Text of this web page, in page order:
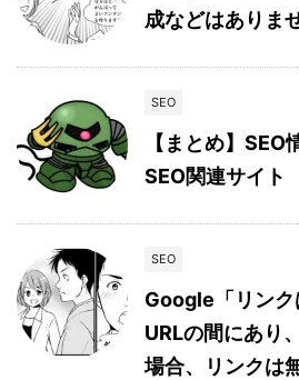
成などはありま
SEO
【まとめ】
SEO関連サイト
SEO
Google「リンク
URLの間にあり
場合、リンクは